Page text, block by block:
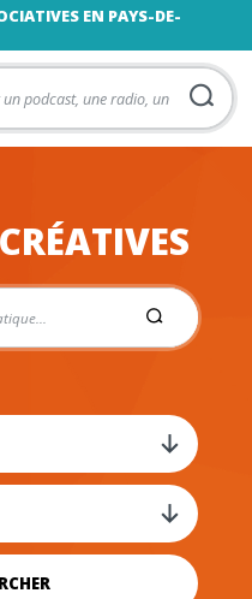
EN PAYS-DE-